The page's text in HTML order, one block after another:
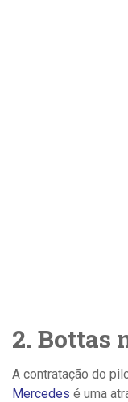
2. Bottas
A contratação do
Mercedes é uma